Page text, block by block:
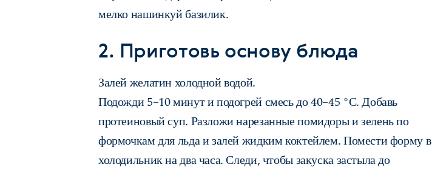
мелко нашинкуй базилик.
2. Приготовь основу блюда
Залей желатин холодной водой.
Подожди 5–10 минут и подогрей смесь до 40–45 °С. Добавь
протеиновый суп. Разложи нарезанные помидоры и зелень по
формочкам для льда и залей жидким коктейлем. Помести форму в
холодильник на два часа. Следи, чтобы закуска застыла до